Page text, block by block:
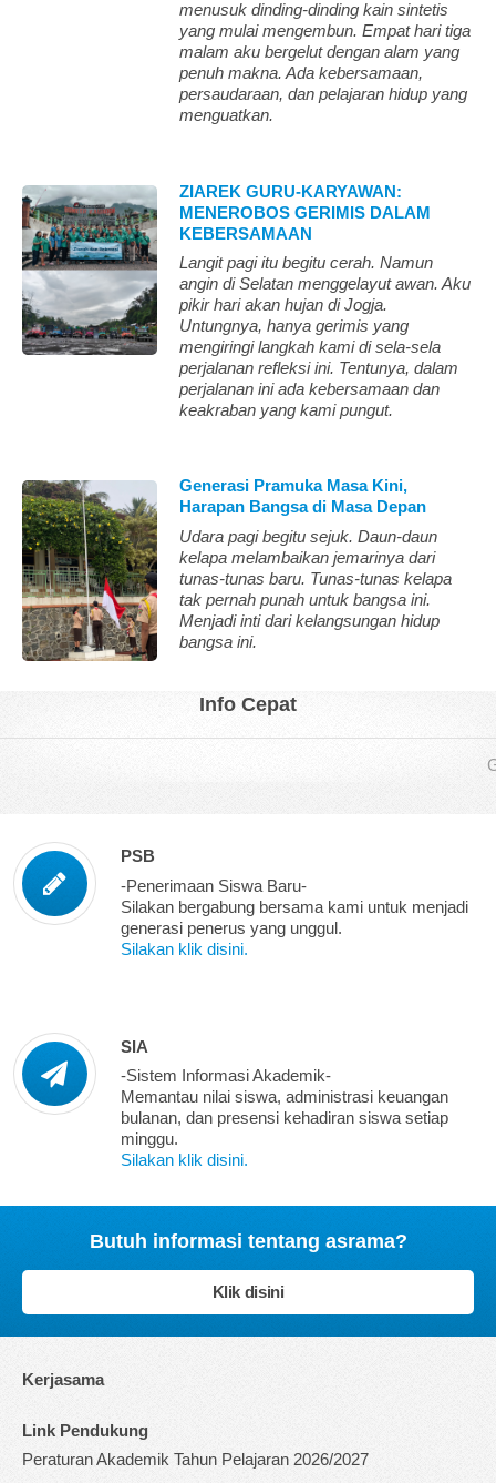
menusuk dinding-dinding kain sintetis
yang mulai mengembun. Empat hari tiga
malam aku bergelut dengan alam yang
penuh makna. Ada kebersamaan,
persaudaraan, dan pelajaran hidup yang
menguatkan.
ZIAREK GURU-KARYAWAN:
MENEROBOS GERIMIS DALAM
KEBERSAMAAN
Langit pagi itu begitu cerah. Namun
angin di Selatan menggelayut awan. Aku
pikir hari akan hujan di Jogja.
Untungnya, hanya gerimis yang
mengiringi langkah kami di sela-sela
perjalanan refleksi ini. Tentunya, dalam
perjalanan ini ada kebersamaan dan
keakraban yang kami pungut.
Generasi Pramuka Masa Kini,
Harapan Bangsa di Masa Depan
Udara pagi begitu sejuk. Daun-daun
kelapa melambaikan jemarinya dari
tunas-tunas baru. Tunas-tunas kelapa
tak pernah punah untuk bangsa ini.
Menjadi inti dari kelangsungan hidup
bangsa ini.
Info Cepat
PSB
-Penerimaan Siswa Baru-
Silakan bergabung bersama kami untuk menjadi
generasi penerus yang unggul.
Silakan klik disini.
SIA
-Sistem Informasi Akademik-
Memantau nilai siswa, administrasi keuangan
bulanan, dan presensi kehadiran siswa setiap
minggu.
Silakan klik disini.
Butuh informasi tentang asrama?
Klik disini
Kerjasama
Link Pendukung
Peraturan Akademik Tahun Pelajaran 2026/2027